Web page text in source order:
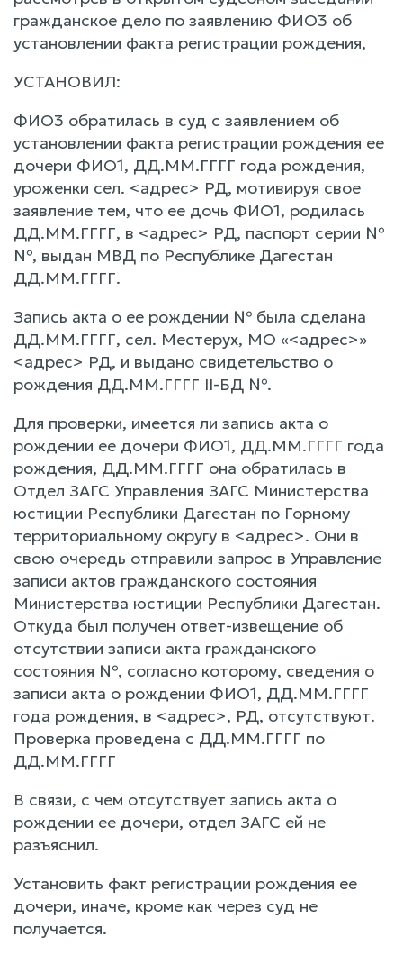
гражданское дело по заявлению ФИО3 об
установлении факта регистрации рождения,
УСТАНОВИЛ:
ФИО3 обратилась в суд с заявлением об
установлении факта регистрации рождения ее
дочери ФИО1, ДД.ММ.ГГГГ года рождения,
уроженки сел. <адрес> РД, мотивируя свое
заявление тем, что ее дочь ФИО1, родилась
ДД.ММ.ГГГГ, в <адрес> РД, паспорт серии №
№, выдан МВД по Республике Дагестан
ДД.ММ.ГГГГ.
Запись акта о ее рождении № была сделана
ДД.ММ.ГГГГ, сел. Местерух, МО «<адрес>»
<адрес> РД, и выдано свидетельство о
рождения ДД.ММ.ГГГГ ІІ-БД №.
Для проверки, имеется ли запись акта о
рождении ее дочери ФИО1, ДД.ММ.ГГГГ года
рождения, ДД.ММ.ГГГГ она обратилась в
Отдел ЗАГС Управления ЗАГС Министерства
юстиции Республики Дагестан по Горному
территориальному округу в <адрес>. Они в
свою очередь отправили запрос в Управление
записи актов гражданского состояния
Министерства юстиции Республики Дагестан.
Откуда был получен ответ-извещение об
отсутствии записи акта гражданского
состояния №, согласно которому, сведения о
записи акта о рождении ФИО1, ДД.ММ.ГГГГ
года рождения, в <адрес>, РД, отсутствуют.
Проверка проведена с ДД.ММ.ГГГГ по
ДД.ММ.ГГГГ
В связи, с чем отсутствует запись акта о
рождении ее дочери, отдел ЗАГС ей не
разъяснил.
Установить факт регистрации рождения ее
дочери, иначе, кроме как через суд не
получается.